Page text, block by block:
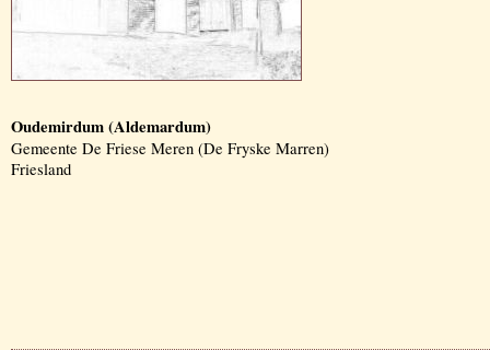
Oudemirdum (Aldemardum)
Gemeente De Friese Meren (De Fryske Marren)
Friesland